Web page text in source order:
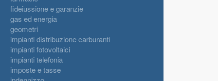
fideiussione e garanzie
gas ed energia
geometri
impianti distribuzione carburanti
impianti fotovoltaici
impianti telefonia
imposte e tasse